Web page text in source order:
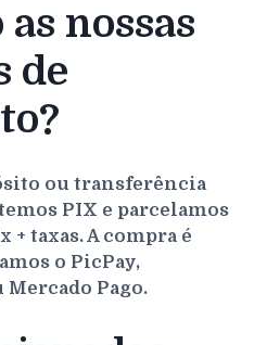
as nossas
de
ou transferência
PIX e parcelamos
+ taxas. A compra é
o PicPay,
Mercado Pago.